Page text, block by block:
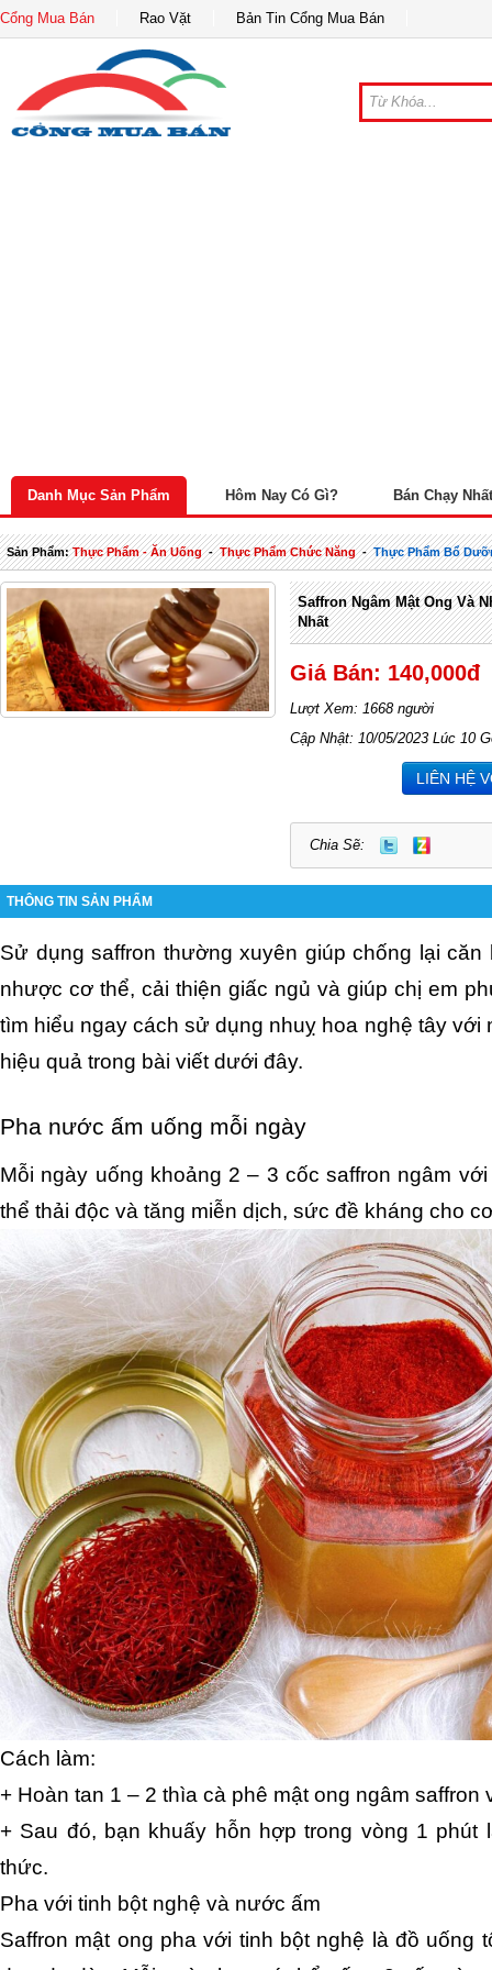
Cổng Mua Bán Rao Vặt Bản Tin Cổng Mua Bán
Danh Mục Sản Phẩm Hôm Nay Có Gì? Bán Chạy Nhất
Sản Phẩm:Thực Phẩm - Ăn Uống-Thực Phẩm Chức Năng-Thực Phẩm Bổ
Saffron Ngâm Mật Ong Và
Nhất
Giá Bán: 140,000đ
Lượt Xem: 1668 người
Cập Nhật: 10/05/2023 Lúc 10
LIÊN HỆ
Chia Sẽ:
THÔNG TIN SẢN PHẨM
Sử dụng saffron thường xuyên giúp chống lại căn
nhược cơ thể, cải thiện giấc ngủ và giúp chị em
tìm hiểu ngay cách sử dụng nhuỵ hoa nghệ tây với
hiệu quả trong bài viết dưới đây.
Pha nước ấm uống mỗi ngày
Mỗi ngày uống khoảng 2 – 3 cốc saffron ngâm
thể thải độc và tăng miễn dịch, sức đề kháng cho
Cách làm:
+ Hoàn tan 1 – 2 thìa cà phê mật ong ngâm saffron
+ Sau đó, bạn khuấy hỗn hợp trong vòng 1 phút
thức.
Pha với tinh bột nghệ và nước ấm
Saffron mật ong pha với tinh bột nghệ là đồ uống